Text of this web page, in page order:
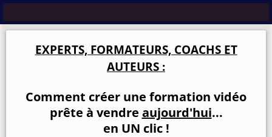
EXPERTS, FORMATEURS, COACHS ET
AUTEURS :
Comment créer une formation vidéo
prête à vendre aujourd'hui...
en UN clic !